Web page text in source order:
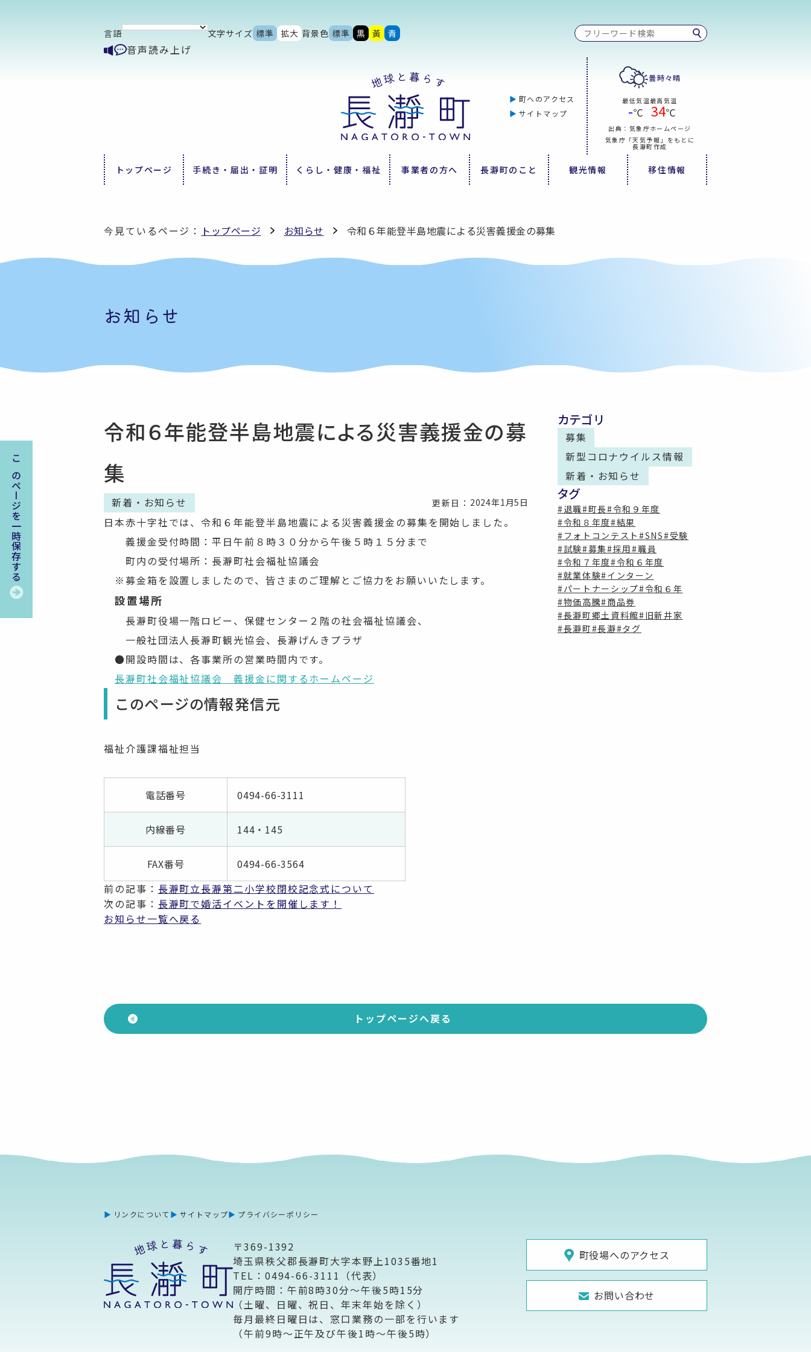
言語 文字サイズ 標準 拡大 背景色 標準 黒 黃 青
音声読み上げ
町へのアクセス
サイトマップ
曇時々晴
最低気温
-℃
最高気温
34℃
出典：気象庁ホームページ
気象庁「天気予報」をもとに
長瀞町作成
トップページ 手続き・届出・証明 くらし・健康・福祉 事業者の方へ 長瀞町のこと 観光情報 移住情報
今見ているページ： トップページ お知らせ 令和６年能登半島地震による災害義援金の募集
お知らせ
令和６年能登半島地震による災害義援金の募
集
新着・お知らせ 更新日： 2024年1月5日
日本赤十字社では、令和６年能登半島地震による災害義援金の募集を開始しました。
義援金受付時間：平日午前８時３０分から午後５時１５分まで
町内の受付場所：長瀞町社会福祉協議会
※募金箱を設置しましたので、皆さまのご理解とご協力をお願いいたします。
設置場所
長瀞町役場一階ロビー、保健センター２階の社会福祉協議会、
一般社団法人長瀞町観光協会、長瀞げんきプラザ
●開設時間は、各事業所の営業時間内です。
長瀞町社会福祉協議会 義援金に関するホームページ
このページの情報発信元
福祉介護課福祉担当
電話番号 0494-66-3111
内線番号 144・145
FAX番号
0494-66-3564
前の記事： 長瀞町立長瀞第二小学校閉校記念式について
次の記事： 長瀞町で婚活イベントを開催します！
お知らせ一覧へ戻る
カテゴリ
募集
新型コロナウイルス情報
新着・お知らせ
タグ
#退職#町長#令和９年度
#令和８年度#結果
#フォトコンテスト#SNS#受験
#試験#募集#採用#職員
#令和７年度#令和６年度
#就業体験#インターン
#パートナーシップ#令和６年
#物価高騰#商品券
#長瀞町郷土資料館#旧新井家
#長瀞町#長瀞#タグ
トップページへ戻る
このページを一時保存する
リンクについて サイトマップ プライバシーポリシー
〒369-1392
埼玉県秩父郡長瀞町大字本野上1035番地1
TEL：0494-66-3111（代表）
開庁時間：午前8時30分～午後5時15分
（土曜、日曜、祝日、年末年始を除く）
毎月最終日曜日は、窓口業務の一部を行います
（午前9時～正午及び午後1時～午後5時）
町役場へのアクセス
お問い合わせ